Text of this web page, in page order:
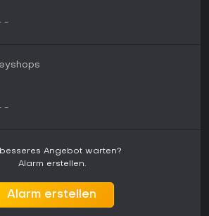
-
-
Angebot warten?
Alarm erstellen.
Alarm erstellen